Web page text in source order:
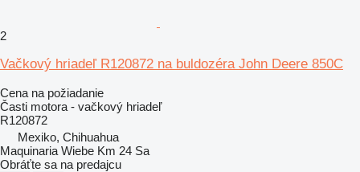
2
Vačkový hriadeľ R120872 na buldozéra John Deere 850C
Cena na požiadanie
Časti motora - vačkový hriadeľ
R120872
Mexiko, Chihuahua
Maquinaria Wiebe Km 24 Sa
Obráťte sa na predajcu